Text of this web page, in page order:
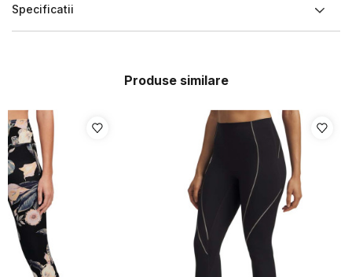
Specificatii
Produse similare